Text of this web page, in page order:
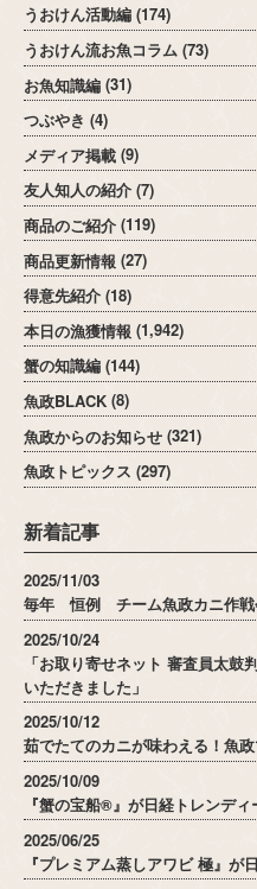
うおけん活動編 (174)
うおけん流お魚コラム (73)
お魚知識編 (31)
つぶやき (4)
メディア掲載 (9)
友人知人の紹介 (7)
商品のご紹介 (119)
商品更新情報 (27)
得意先紹介 (18)
本日の漁獲情報 (1,942)
蟹の知識編 (144)
魚政BLACK (8)
魚政からのお知らせ (321)
魚政トピックス (297)
新着記事
2025/11/03
毎年 恒例 チーム魚政カニ作戦
2025/10/24
「お取り寄せネット 審査員太
いただきました」
2025/10/12
茹でたてのカニが味わえる！魚
2025/10/09
『蟹の宝船®』が日経トレンデ
2025/06/25
『プレミアム蒸しアワビ 極』が